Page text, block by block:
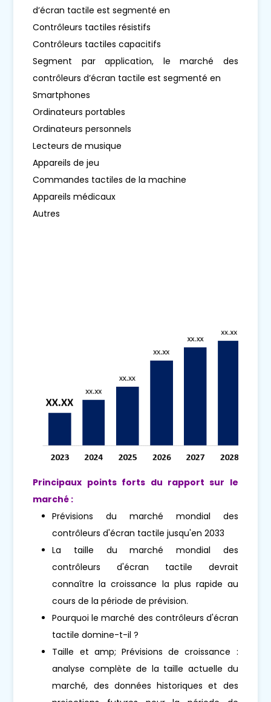
d’écran tactile est segmenté en
Contrôleurs tactiles résistifs
Contrôleurs tactiles capacitifs
Segment par application, le marché des
contrôleurs d’écran tactile est segmenté en
Smartphones
Ordinateurs portables
Ordinateurs personnels
Lecteurs de musique
Appareils de jeu
Commandes tactiles de la machine
Appareils médicaux
Autres
Principaux points forts du rapport sur le
marché :
Prévisions du marché mondial des
contrôleurs d'écran tactile jusqu'en 2033
La taille du marché mondial des
contrôleurs d'écran tactile devrait
connaître la croissance la plus rapide au
cours de la période de prévision.
Pourquoi le marché des contrôleurs d'écran
tactile domine-t-il ?
Taille et amp; Prévisions de croissance :
analyse complète de la taille actuelle du
marché, des données historiques et des